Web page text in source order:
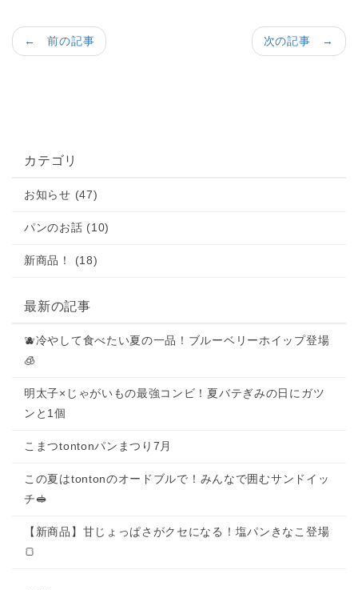
次の記事 →
← 前の記事
カテゴリ
お知らせ (47)
パンのお話 (10)
新商品！ (18)
最新の記事
🫐冷やして食べたい夏の一品！ブルーベリーホイップ登場
🧊
明太子×じゃがいもの最強コンビ！夏バテぎみの日にガツ
ンと1個
こまつtontonパンまつり7月
この夏はtontonのオードブルで！みんなで囲むサンドイッ
チ🥪
【新商品】甘じょっぱさがクセになる！塩パンきなこ登場
🍞